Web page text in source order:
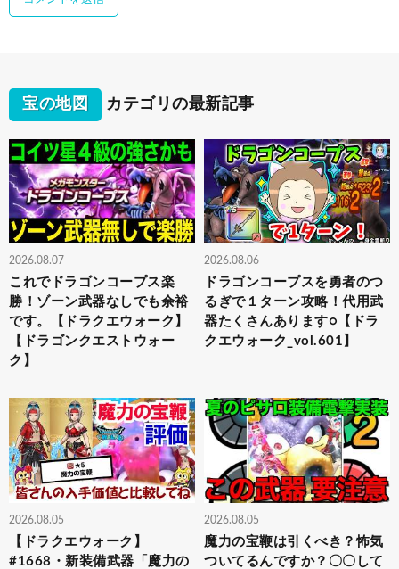
宝の地図 カテゴリの最新記事
2026.08.07
これでドラゴンコープス楽
勝！ゾーン武器なしでも余裕
です。【ドラクエウォーク】
【ドラゴンクエストウォー
ク】
2026.08.06
ドラゴンコープスを勇者のつ
るぎで１ターン攻略！代用武
器たくさんあります○【ドラ
クエウォーク_vol.601】
2026.08.05
【ドラクエウォーク】
#1668・新装備武器「魔力の
2026.08.05
魔力の宝鞭は引くべき？怖気
ついてるんですか？〇〇して